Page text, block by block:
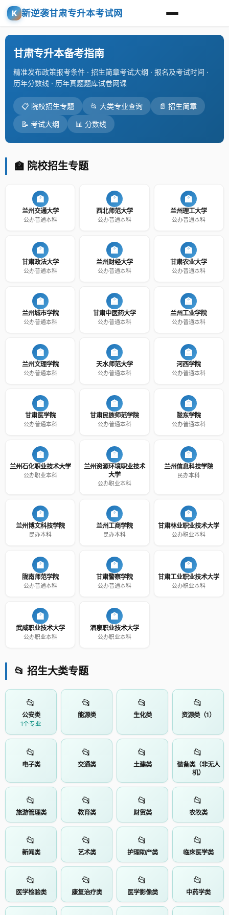
K 新逆袭甘肃专升本考试网
甘肃专升本备考指南
精准发布政策报考条件 · 招生简章考试大纲 · 报名及考试时间 ·
历年分数线 · 历年真题题库试卷网课
📋 院校招生专题 📂 大类专业查询 📄 招生简章
📝 考试大纲 📊 分数线
🏫 院校招生专题
🏫
兰州交通大学
公办普通本科
🏫
西北师范大学
公办普通本科
🏫
兰州理工大学
公办普通本科
🏫
甘肃政法大学
公办普通本科
🏫
兰州财经大学
公办普通本科
🏫
甘肃农业大学
公办普通本科
🏫
兰州城市学院
公办普通本科
🏫
甘肃中医药大学
公办普通本科
🏫
兰州工业学院
公办普通本科
🏫
兰州文理学院
公办普通本科
🏫
天水师范大学
公办普通本科
🏫
河西学院
公办普通本科
🏫
甘肃医学院
公办普通本科
🏫
甘肃民族师范学院
公办普通本科
🏫
陇东学院
公办普通本科
🏫
兰州石化职业技术大学
公办职业本科
🏫
兰州资源环境职业技术
大学
公办职业本科
🏫
兰州信息科技学院
民办本科
🏫
兰州博文科技学院
民办本科
🏫
兰州工商学院
民办本科
🏫
甘肃林业职业技术大学
公办职业本科
🏫
陇南师范学院
公办普通本科
🏫
甘肃警察学院
公办普通本科
🏫
甘肃工业职业技术大学
公办职业本科
🏫
武威职业技术大学
公办职业本科
🏫
酒泉职业技术大学
公办职业本科
📂 招生大类专题
📂
公安类
1个专业
📂
能源类
📂
生化类
📂
资源类（1）
📂
电子类
📂
交通类
📂
土建类
📂
装备类（非无人
机）
📂
旅游管理类
📂
教育类
📂
财贸类
📂
农牧类
📂
新闻类
📂
艺术类
📂
护理助产类
📂
临床医学类
📂
医学检验类
📂
康复治疗类
📂
医学影像类
📂
中药学类